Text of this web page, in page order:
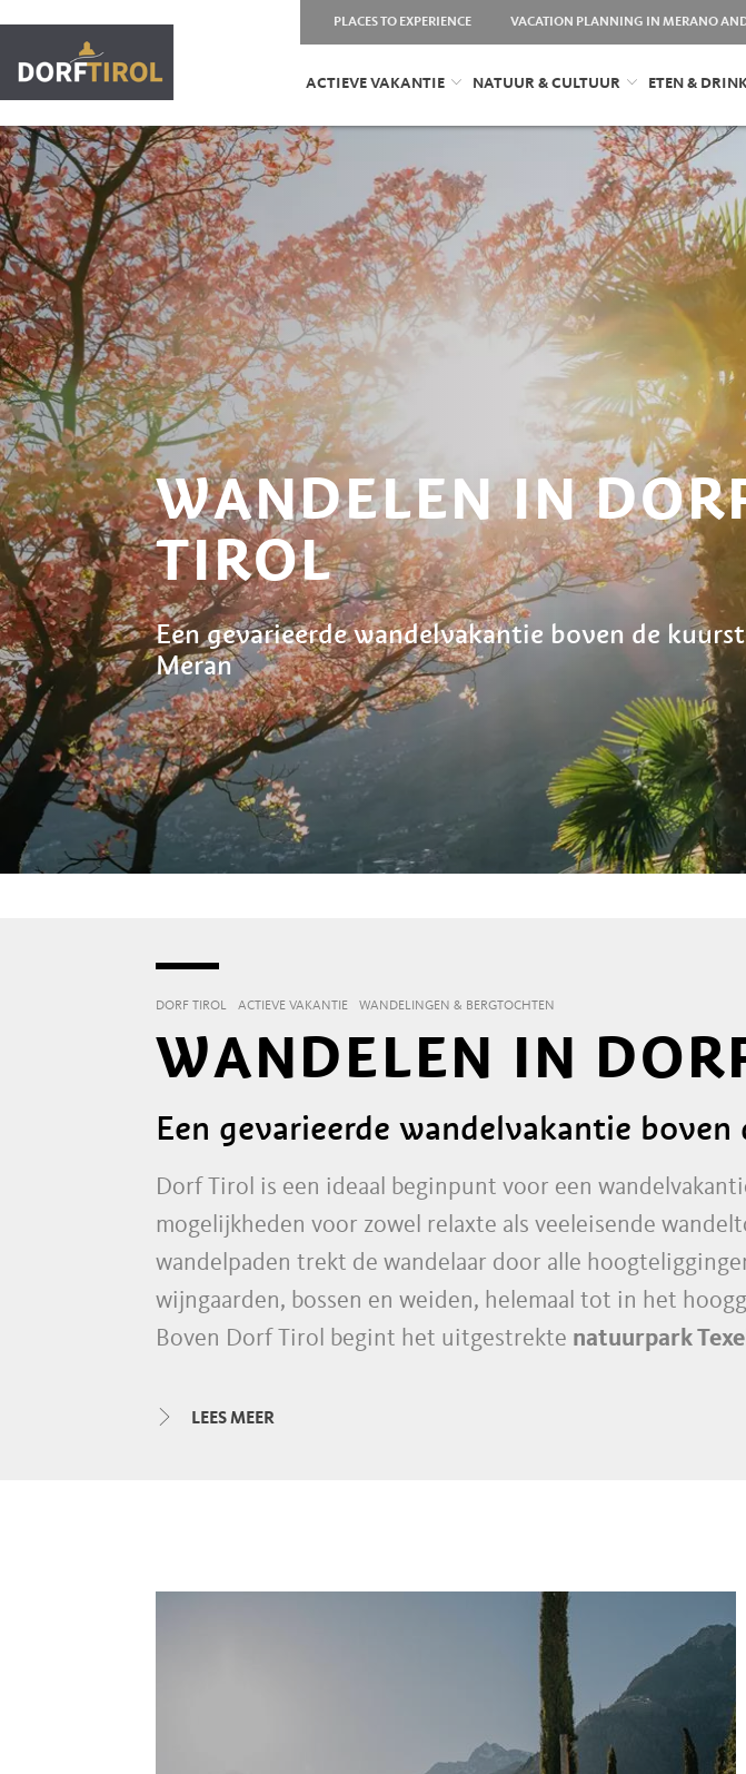
PLACES TO EXPERIENCE VACATION PLANNING IN MERANO
ACTIEVE VAKANTIE NATUUR & CULTUUR ETEN &
WANDELEN IN
TIROL
Een gevarieerde wandelvakantie boven de
Meran
DORF TIROL ACTIEVE VAKANTIE WANDELINGEN & BERGTOCHTEN
WANDELEN IN
Een gevarieerde wandelvakantie
Dorf Tirol is een ideaal beginpunt voor een
mogelijkheden voor zowel relaxte als veeleisende
wandelpaden trekt de wandelaar door alle
wijngaarden, bossen en weiden, helemaal tot in het
Boven Dorf Tirol begint het uitgestrekte natuurpark
Spronser Seeplatte. Maar de wandelaar kan zich ook
staan van regionale producten zoals appels en wijn. Ook
waard. Mediterrane en zelfs subtropische planten zijn te
Voor fanatieke bergwandelaars die het gebied rondom
LEES MEER